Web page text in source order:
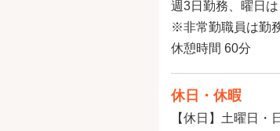
週3日勤務、曜日
※非常勤職員は勤
休憩時間 60分
休日・休暇
【休日】土曜日・